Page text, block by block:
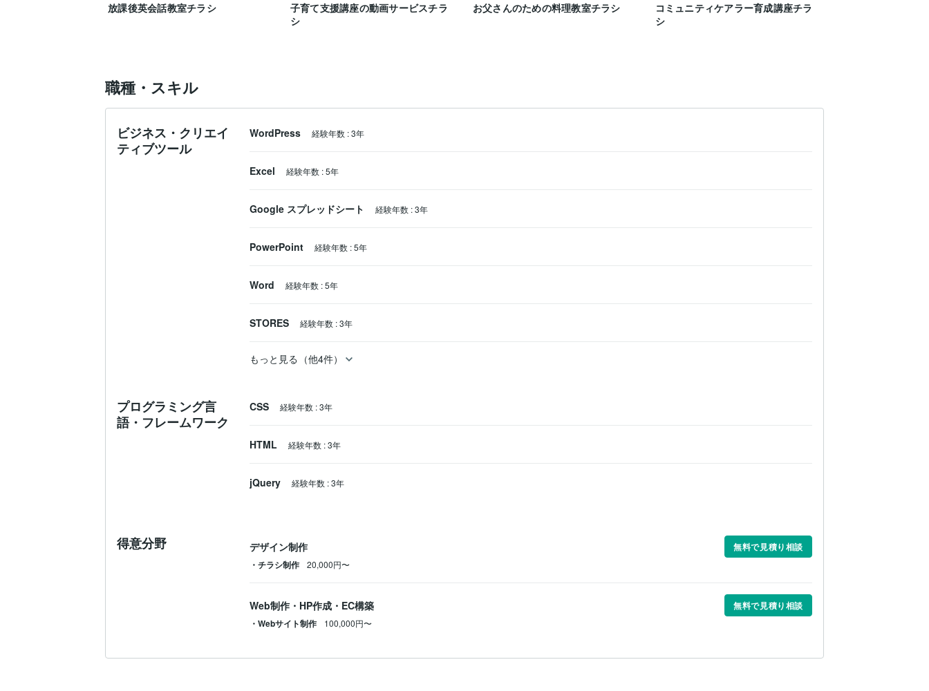
放課後英会話教室チラシ
子育て支援講座の動画サービスチラ
シ
お父さんのための料理教室チラシ
コミュニティケアラー育成講座チラ
シ
職種・スキル
ビジネス・クリエイ
ティブツール
WordPress 経験年数 :3年
Excel 経験年数 :5年
Google スプレッドシート 経験年数 :3年
PowerPoint 経験年数 :5年
Word 経験年数 :5年
STORES 経験年数 :3年
もっと見る（他4件）
プログラミング言
語・フレームワーク
CSS 経験年数 :3年
HTML 経験年数 :3年
jQuery 経験年数 :3年
得意分野 デザイン制作
無料で見積り相談
・チラシ制作
20,000円〜
Web制作・HP作成・EC構築
無料で見積り相談
・Webサイト制作
100,000円〜